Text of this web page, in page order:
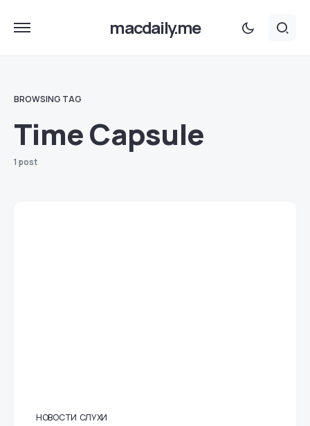
macdaily.me
BROWSING TAG
Time Capsule
1 post
НОВОСТИ СЛУХИ